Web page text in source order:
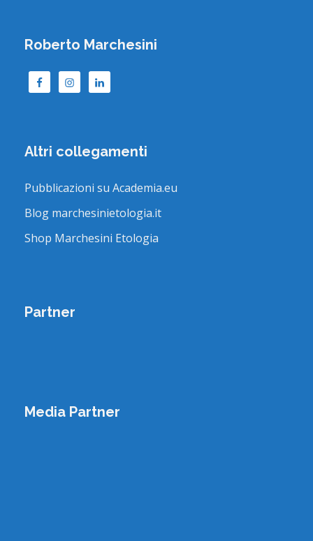
Roberto Marchesini
Altri collegamenti
Pubblicazioni su Academia.eu
Blog marchesinietologia.it
Shop Marchesini Etologia
Partner
Media Partner